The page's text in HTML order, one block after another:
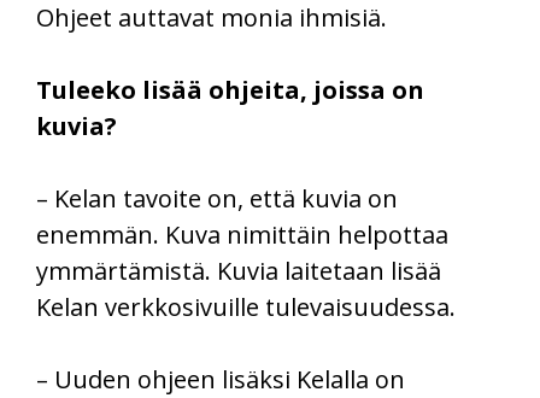
Ohjeet auttavat monia ihmisiä.
Tuleeko lisää ohjeita, joissa on
kuvia?
– Kelan tavoite on, että kuvia on
enemmän. Kuva nimittäin helpottaa
ymmärtämistä. Kuvia laitetaan lisää
Kelan verkkosivuille tulevaisuudessa.
– Uuden ohjeen lisäksi Kelalla on